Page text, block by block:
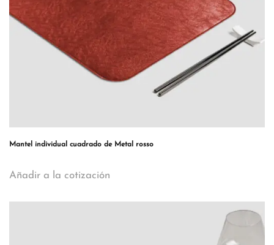
Mantel individual cuadrado de Metal rosso
Añadir a la cotización